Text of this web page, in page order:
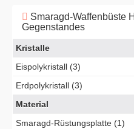
Smaragd-Waffenbüste
Gegenstandes
Kristalle
Eispolykristall (3)
Erdpolykristall (3)
Material
Smaragd-Rüstungsplatte (1)